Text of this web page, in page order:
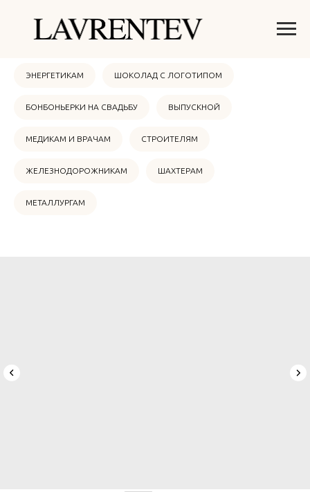
ОНЛАЙН МАГАЗИН НОВЫЙ ГОД 2026
ЭНЕРГЕТИКАМ ШОКОЛАД С ЛОГОТИПОМ
БОНБОНЬЕРКИ НА СВАДЬБУ ВЫПУСКНОЙ
МЕДИКАМ И ВРАЧАМ СТРОИТЕЛЯМ
ЖЕЛЕЗНОДОРОЖНИКАМ ШАХТЕРАМ
МЕТАЛЛУРГАМ